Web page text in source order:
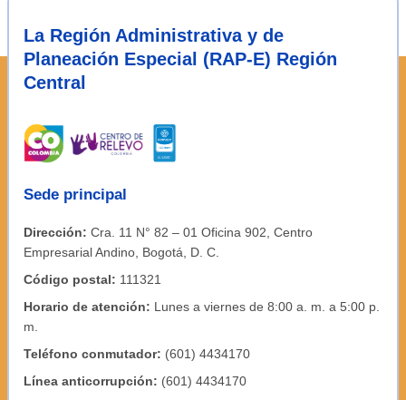
La Región Administrativa y de
Planeación Especial (RAP-E) Región
Central
Sede principal
Dirección: Cra. 11 N° 82 – 01 Oficina 902, Centro
Empresarial Andino, Bogotá, D. C.
Código postal: 111321
Horario de atención: Lunes a viernes de 8:00 a. m. a 5:00 p.
m.
Teléfono conmutador: (601) 4434170
Línea anticorrupción: (601) 4434170